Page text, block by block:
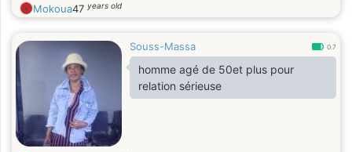
Mokoua47 years old
Souss-Massa 0.7
homme agé de 50et plus pour
relation sérieuse